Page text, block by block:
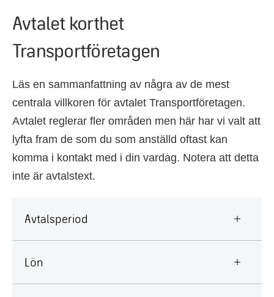
Avtalet korthet
Transportföretagen
Läs en sammanfattning av några av de mest
centrala villkoren för avtalet Transportföretagen.
Avtalet reglerar fler områden men här har vi valt att
lyfta fram de som du som anställd oftast kan
komma i kontakt med i din vardag. Notera att detta
inte är avtalstext.
Avtalsperiod
Lön